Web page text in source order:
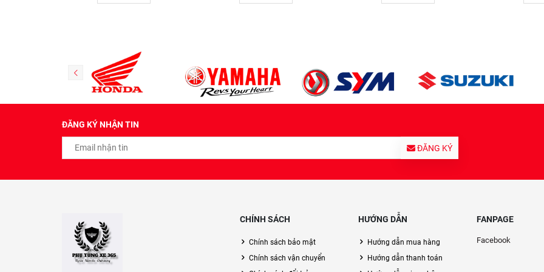
ĐĂNG KÝ NHẬN TIN
ĐĂNG KÝ
CHÍNH SÁCH
Chính sách bảo mật
Chính sách vận chuyển
HƯỚNG DẪN
Hướng dẫn mua hàng
Hướng dẫn thanh toán
FANPAGE
Facebook